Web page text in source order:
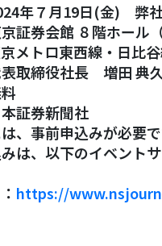
７月19日(金) 弊社
会館 ８階ホール（
メトロ東西線・日比
取締役社長 増田 典久
券新聞社
、事前申込みが必要で
以下のイベントサ
https://